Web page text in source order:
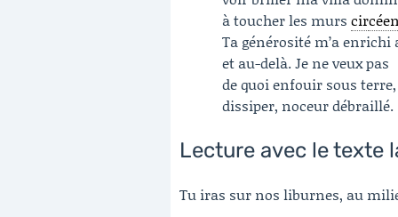
à toucher les murs cir
Ta générosité m’a enrichi
et au-delà. Je ne veux pas
de quoi enfouir sous
dissiper, noceur débraillé.
Lecture avec le texte
Tu iras sur nos liburnes, au